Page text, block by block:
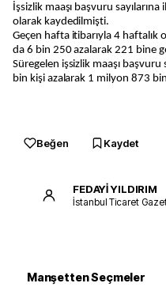
İşsizlik maaşı başvuru
olarak kaydedilmişti.
Geçen hafta itibarıyla 4 haftalık
da 6 bin 250 azalarak 221 bine
Süregelen işsizlik maaşı başvuru
bin kişi azalarak 1 milyon 873
Beğen Kaydet
FEDAYİ YILDIRIM
İstanbul Ticaret
Manşetten Seçmeler